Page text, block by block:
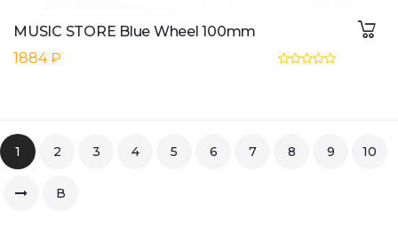
MUSIC STORE Blue Wheel 100mm
1884 ₽
1 2 3 4 5 6 7 8 9 10
В